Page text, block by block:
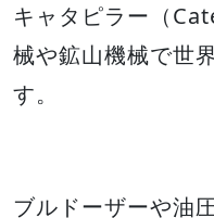
キャタピラー（
械や鉱山機械で世
す。
ブルドーザーや油